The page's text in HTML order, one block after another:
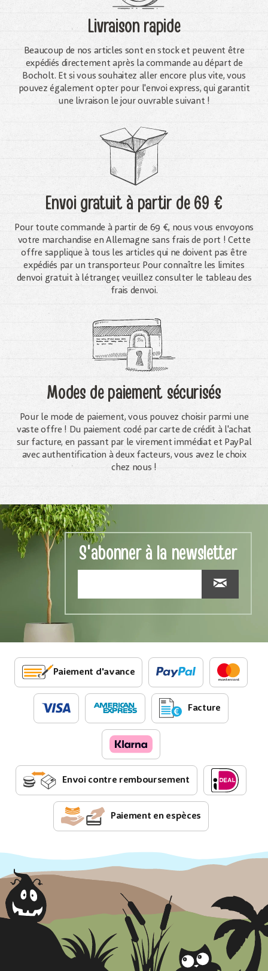
Livraison rapide
Beaucoup de nos articles sont en stock et peuvent être
expédiés directement après la commande au départ de
Bocholt. Et si vous souhaitez aller encore plus vite, vous
pouvez également opter pour l'envoi express, qui garantit
une livraison le jour ouvrable suivant !
Envoi gratuità partir de 69 €
Pour toute commande à partir de 69 €, nous vous envoyons
votre marchandise en Allemagne sans frais de port ! Cette
offre sapplique à tous les articles qui ne doivent pas être
expédiés par un transporteur. Pour connaître les limites
denvoi gratuit à létranger, veuillez consulter le tableau des
frais denvoi.
Modes de paiement sécurisés
Pour le mode de paiement, vous pouvez choisir parmi une
vaste offre ! Du paiement codé par carte de crédit à l'achat
sur facture, en passant par le virement immédiat et PayPal
avec authentification à deux facteurs, vous avez le choix
chez nous !
S'abonner à la newsletter
Paiement d'avance
Facture
Envoi contre remboursement
Paiement en espèces